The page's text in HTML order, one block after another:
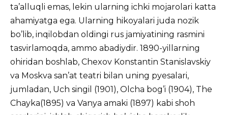
ta’alluqli emas, lekin ularning ichki mojarolari katta
ahamiyatga ega. Ularning hikoyalari juda nozik
bo’lib, inqilobdan oldingi rus jamiyatining rasmini
tasvirlamoqda, ammo abadiydir. 1890-yillarning
ohiridan boshlab, Chexov Konstantin Stanislavskiy
va Moskva san’at teatri bilan uning pyesalari,
jumladan, Uch singil (1901), Olcha bog’i (1904), The
Chayka(1895) va Vanya amaki (1897) kabi shoh